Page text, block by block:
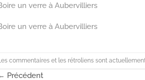
un verre à Aubervilliers
un verre à Aubervilliers
commentaires et les rétroliens sont
Précédent